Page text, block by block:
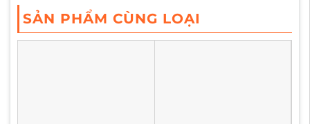
SẢN PHẨM CÙNG LOẠI